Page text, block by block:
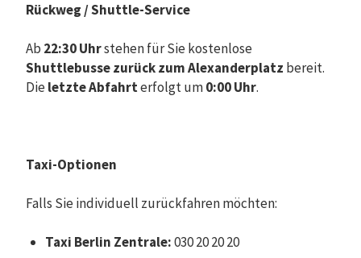
Rückweg / Shuttle-Service
Ab 22:30 Uhrstehen für Sie kostenlose
Shuttlebusse zurück zum Alexanderplatz bereit.
Dieletzte Abfahrterfolgt um0:00 Uhr.
Taxi-Optionen
Falls Sie individuell zurückfahren möchten:
Taxi Berlin Zentrale:030 20 20 20